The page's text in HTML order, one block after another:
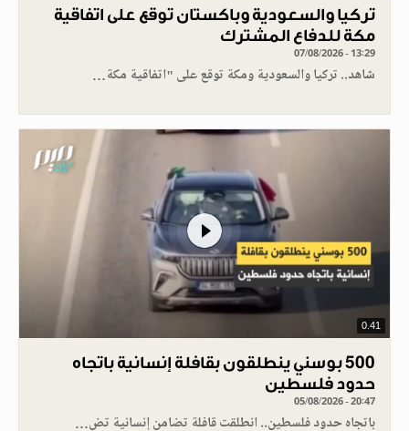
تركيا والسعودية وباكستان توقع على اتفاقية
مكة للدفاع المشترك
07/08/2026 - 13:29
شاهد.. تركيا والسعودية ومكة توقع على "اتفاقية مكة…
0.41
500 بوسني ينطلقون بقافلة إنسانية باتجاه
حدود فلسطين
05/08/2026 - 20:47
باتجاه حدود فلسطين.. انطلقت قافلة تضامن إنسانية تض…